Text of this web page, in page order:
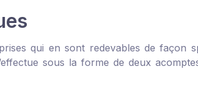
qui en sont redevables de façon
sous la forme de deux